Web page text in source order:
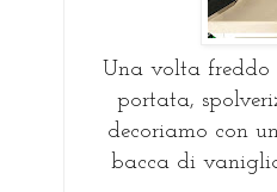
Una volta
portata,
decoriamo con
bacca di